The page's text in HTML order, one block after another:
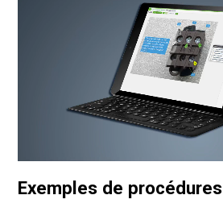
Exemples de procédures